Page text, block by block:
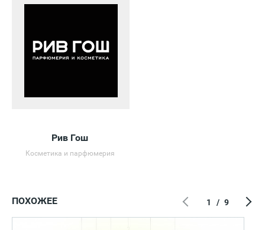
Рив Гош
Косметика и парфюмерия
ПОХОЖЕЕ 1 / 9